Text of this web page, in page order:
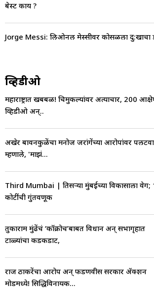
बेस्ट काय ?
Jorge Messi: लिओनल मेस्सीवर कोसळला दु:खाचा
व्हिडीओ
महाराष्ट्रात खबबळ! चिमुकल्यांवर अत्याचार, 200
व्हिडीओ अन्..
अखेर बावनकुळेंचा मनोज जरांगेंच्या आरोपांवर
म्हणाले, 'माझं...
Third Mumbai | तिसऱ्या मुंबईच्या विकासाला वेग;
कोटींची गुंतवणूक
तुकाराम मुंढेंचं ‘कॉक्रोच’बाबत विधान अन् सभागृहात
टाळ्यांचा कडकडाट,
राज ठाकरेंचा आरोप अन् फडणवीस सरकार ॲक्शन
मोडमध्ये! सिद्धिविनायक...